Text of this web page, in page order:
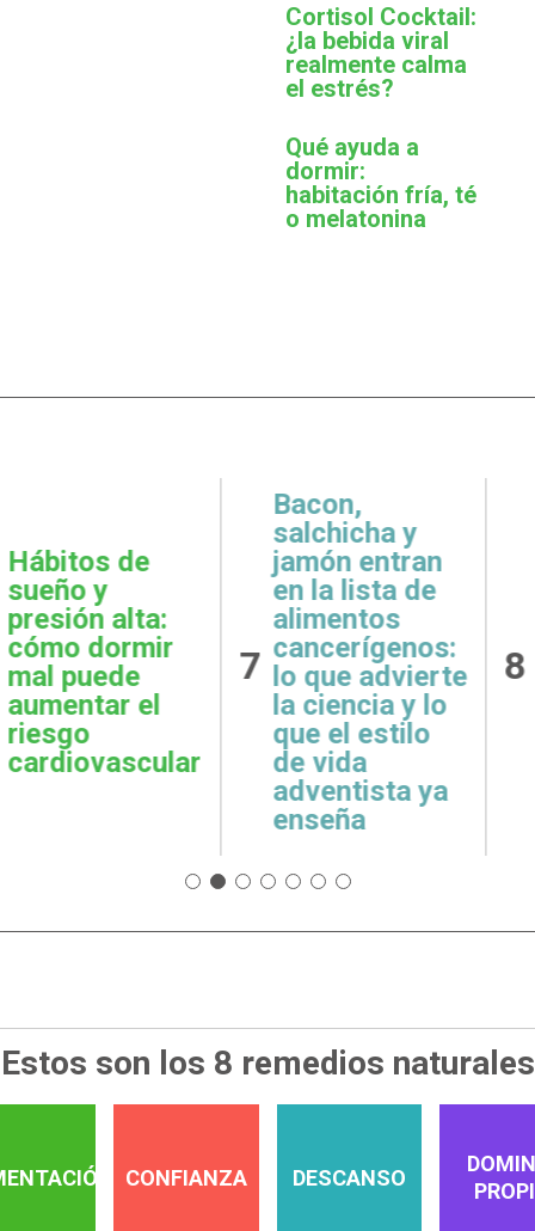
Cortisol Cocktail:
¿la bebida viral
realmente calma
el estrés?
Qué ayuda a
dormir:
habitación fría, té
o melatonina
entran
de
advierte
y lo
estilo
8
Metas
realistas:
cómo definir
objetivos
posibles y
cuidar la salud
emocional
9
qué
la
Estos son los 8 remedios naturales
CONFIANZA DESCANSO